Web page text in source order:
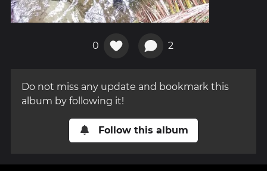
0 2
Do not miss any update and bookmark this
album by following it!
Follow this album